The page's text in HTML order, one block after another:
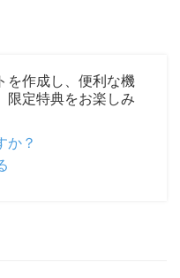
を作成し、便利な機
限定特典をお楽しみ
か？